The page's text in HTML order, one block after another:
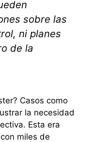
sobre las
ni planes
de la
Casos como
la necesidad
Esta era
miles de